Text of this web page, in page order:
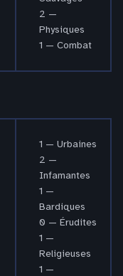
2 —
Physiques
1 — Combat
1 — Urbaines
2 —
Infamantes
1 —
Bardiques
0 — Érudites
1 —
Religieuses
1 —